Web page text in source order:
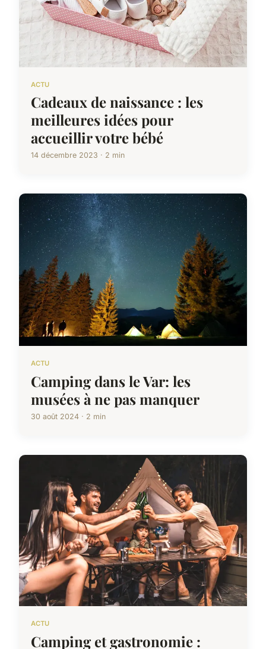
ACTU
Cadeaux de naissance : les
meilleures idées pour
accueillir votre bébé
14 décembre 2023 · 2 min
ACTU
Camping dans le Var: les
musées à ne pas manquer
30 août 2024 · 2 min
ACTU
Camping et gastronomie :